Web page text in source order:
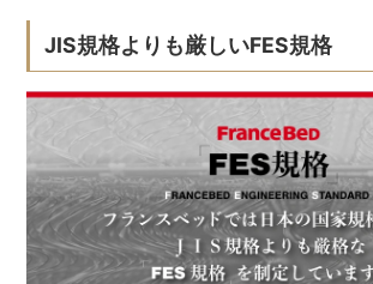
JIS規格よりも厳しいFES規格